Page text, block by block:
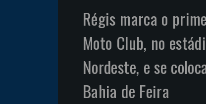
Régis marca o
Moto Club, no
Nordeste, e se
Bahia de Feira